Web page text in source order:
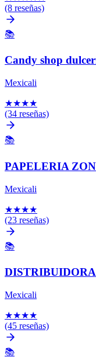
(8 reseñas)
📚
Candy shop
Mexicali
★★★★
(34 reseñas)
📚
PAPELERIA
Mexicali
★★★★
(23 reseñas)
📚
Mexicali
★★★★
(45 reseñas)
📚